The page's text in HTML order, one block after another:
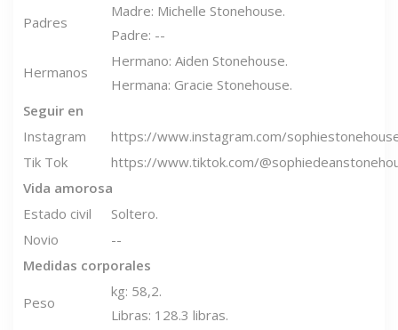
Padres
Madre: Michelle Stonehouse.
Padre: --
Hermanos
Hermano: Aiden Stonehouse.
Hermana: Gracie Stonehouse.
Seguir en
Instagram
https://www.instagram.com/
Tik Tok
https://www.tiktok.com/
Vida amorosa
Estado civil
Soltero.
Novio
--
Medidas corporales
Peso
kg: 58,2.
Libras: 128.3 libras.